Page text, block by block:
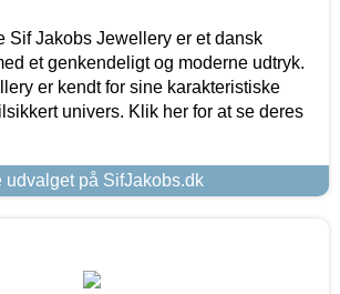
Sif Jakobs Jewellery er et dansk
et genkendeligt og moderne udtryk.
er kendt for sine karakteristiske
univers. Klik her for at se deres
udvalget på SifJakobs.dk